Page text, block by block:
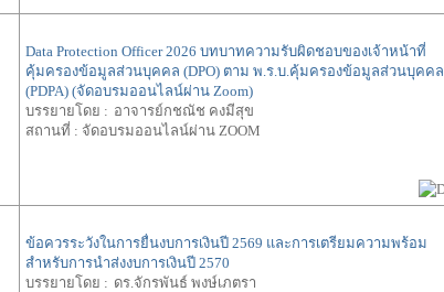
Data Protection Officer 2026 บทบาทความรับผิดชอบของเจ้าหน้าที่
คุ้มครองข้อมูลส่วนบุคคล (DPO) ตาม พ.ร.บ.คุ้มครองข้อมูลส่วนบุคคล
(PDPA) (จัดอบรมออนไลน์ผ่าน Zoom)
บรรยายโดย : อาจารย์กชณัช คงมีสุข
สถานที่ : จัดอบรมออนไลน์ผ่าน ZOOM
ข้อควรระวังในการยื่นงบการเงินปี 2569 และการเตรียมความพร้อม
สำหรับการนำส่งงบการเงินปี 2570
บรรยายโดย : ดร.จักรพันธ์ พงษ์เภตรา